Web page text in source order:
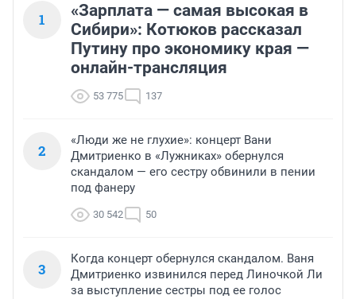
1
«Зарплата — самая высокая в
Сибири»: Котюков рассказал
Путину про экономику края —
онлайн-трансляция
53 775 137
2
«Люди же не глухие»: концерт Вани
Дмитриенко в «Лужниках» обернулся
скандалом — его сестру обвинили в пении
под фанеру
30 542 50
3
Когда концерт обернулся скандалом. Ваня
Дмитриенко извинился перед Линочкой Ли
за выступление сестры под ее голос